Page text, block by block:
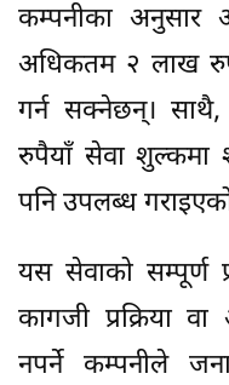
कम्पनीका अनुसार
अधिकतम २ लाख
गर्न सक्नेछन्।
रुपैयाँ सेवा शुल्कमा
पनि उपलब्ध
यस सेवाको सम्पूर्ण
कागजी प्रक्रिया
नपर्ने कम्पनीले